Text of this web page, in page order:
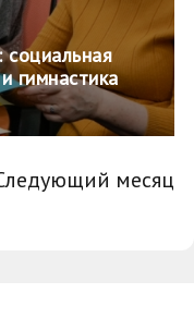
гимнастика
месяц